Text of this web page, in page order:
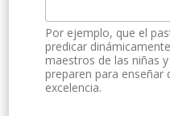
Por ejemplo, que el
predicar
maestros de las niñas
preparen para enseñar
excelencia.